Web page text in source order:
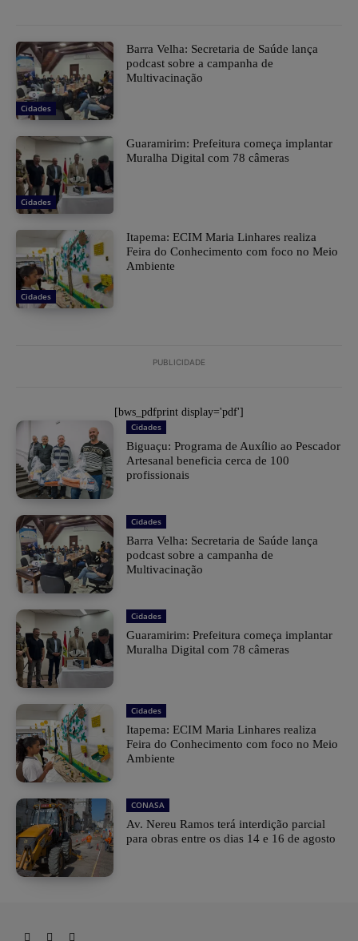
Cidades
Barra Velha: Secretaria de Saúde lança
podcast sobre a campanha de
Multivacinação
Cidades
Guaramirim: Prefeitura começa implantar
Muralha Digital com 78 câmeras
Cidades
Itapema: ECIM Maria Linhares realiza
Feira do Conhecimento com foco no Meio
Ambiente
PUBLICIDADE
[bws_pdfprint display='pdf']
Cidades
Biguaçu: Programa de Auxílio ao Pescador
Artesanal beneficia cerca de 100
profissionais
Cidades
Barra Velha: Secretaria de Saúde lança
podcast sobre a campanha de
Multivacinação
Cidades
Guaramirim: Prefeitura começa implantar
Muralha Digital com 78 câmeras
Cidades
Itapema: ECIM Maria Linhares realiza
Feira do Conhecimento com foco no Meio
Ambiente
CONASA
Av. Nereu Ramos terá interdição parcial
para obras entre os dias 14 e 16 de agosto